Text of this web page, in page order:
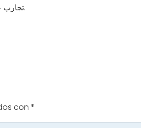
تجارب عالية الأدرينالين أو ترغب في تعلم مهارات جديدة، فإن الأسواك للمعلومات هو المكان المثالي لبدء مغامرتك القادمة.
con *